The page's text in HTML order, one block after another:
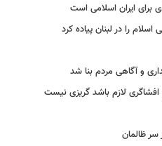
برای ایران اسلامی است
را در لبنان پیاده کرد
و آگاهی مردم بنا شد
لازم باشد گریزی نیست
سر ظالمان